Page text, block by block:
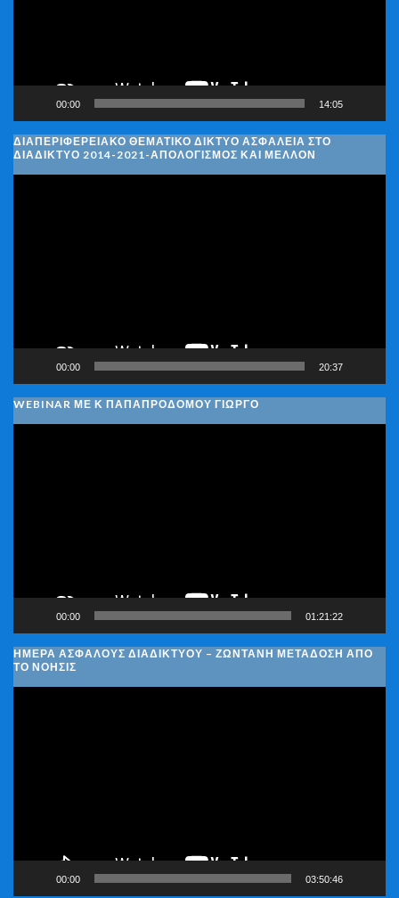
00:00 14:05
ΔΙΑΠΕΡΙΦΕΡΕΙΑΚΌ ΘΕΜΑΤΙΚΌ ΔΊΚΤΥΟ ΑΣΦΆΛΕΙΑ ΣΤΟ
ΔΙΑΔΊΚΤΥΟ 2014-2021-ΑΠΟΛΟΓΙΣΜΌΣ ΚΑΙ ΜΈΛΛΟΝ
00:00 20:37
WEBINAR ΜΕ Κ ΠΑΠΑΠΡΟΔΌΜΟΥ ΓΙΏΡΓΟ
00:00 01:21:22
ΗΜΈΡΑ ΑΣΦΑΛΟΎΣ ΔΙΑΔΙΚΤΎΟΥ – ΖΩΝΤΑΝΉ ΜΕΤΆΔΟΣΗ ΑΠΌ
ΤΟ ΝΟΗΣΙΣ
00:00 03:50:46